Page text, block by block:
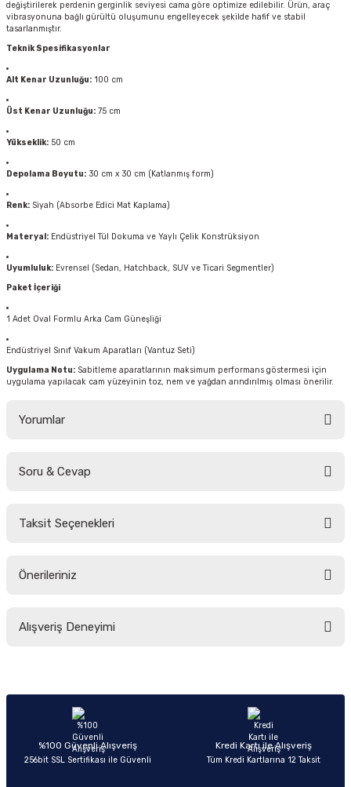
değiştirilerek perdenin gerginlik seviyesi cama göre optimize edilebilir. Ürün, araç
vibrasyonuna bağlı gürültü oluşumunu engelleyecek şekilde hafif ve stabil
tasarlanmıştır.
Teknik Spesifikasyonlar
Alt Kenar Uzunluğu: 100 cm
Üst Kenar Uzunluğu: 75 cm
Yükseklik: 50 cm
Depolama Boyutu: 30 cm x 30 cm (Katlanmış form)
Renk: Siyah (Absorbe Edici Mat Kaplama)
Materyal: Endüstriyel Tül Dokuma ve Yaylı Çelik Konstrüksiyon
Uyumluluk: Evrensel (Sedan, Hatchback, SUV ve Ticari Segmentler)
Paket İçeriği
1 Adet Oval Formlu Arka Cam Güneşliği
Endüstriyel Sınıf Vakum Aparatları (Vantuz Seti)
Uygulama Notu: Sabitleme aparatlarının maksimum performans göstermesi için
uygulama yapılacak cam yüzeyinin toz, nem ve yağdan arındırılmış olması önerilir.
Yorumlar
Soru & Cevap
Taksit Seçenekleri
Önerileriniz
yetersiz gördüğünüz noktaları öneri formunu kullanarak tarafımıza
Ürün açıklamasında eksik bilgiler bulunuyor.
Ürün bilgilerinde hatalar bulunuyor.
Ürün fiyatı diğer sitelerden daha pahalı.
Alışveriş Deneyimi
Sitemize ilk yorumu siz yapın!
%100 Güvenli Alışveriş
256bit SSL Sertifikası ile Güvenli
Kredi Kartı ile Alışveriş
Tüm Kredi Kartlarına 12 Taksit